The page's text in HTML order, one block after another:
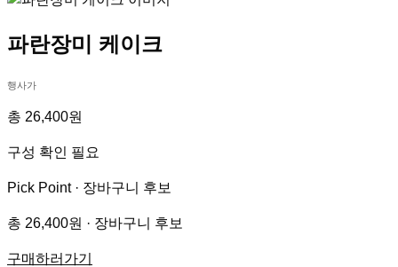
파란장미 케이크
행사가
총 26,400원
구성 확인 필요
Pick Point · 장바구니 후보
총 26,400원 · 장바구니 후보
구매하러가기